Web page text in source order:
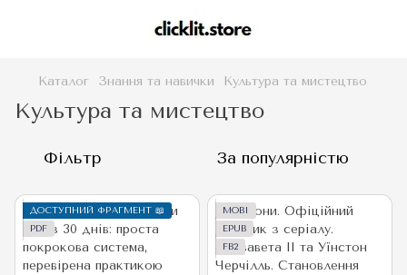
Каталог Знання та навички Культура та мистецтво
Культура та мистецтво
Фільтр За популярністю
ДОСТУПНИЙ ФРАГМЕНТ 📖
PDF
MOBI
EPUB
FB2